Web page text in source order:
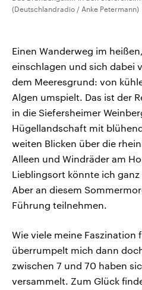
(Deutschlandradio / Anke Petermann)
Einen Wanderweg im
einschlagen und sich dabei
dem Meeresgrund: von
Algen umspielt. Das ist der
in die Siefersheimer
Hügellandschaft mit
weiten Blicken über die
Alleen und Windräder am
Lieblingsort könnte ich
Aber an diesem
Führung teilnehmen.
Wie viele meine Faszination
überrumpelt mich dann
zwischen 7 und 70 haben
versammelt. Zum Glück